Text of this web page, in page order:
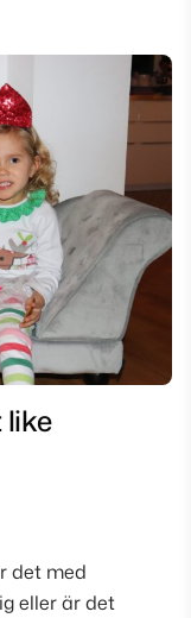
like
det med
eller är det